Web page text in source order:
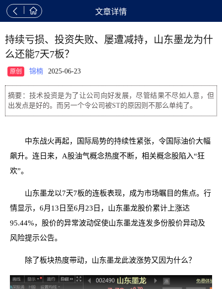
  文章详情
持续亏损、投资失败、屡遭减持，山东墨龙为什
么还能7天7板？
原创 锦楠 2025-06-23
摘要：技术投资是为了让公司向好发展，尽管结果不尽如人意，但
出发点是好的。而另一个令公司被ST的原因则不那么单纯了。
中东战火再起，国际局势的持续性紧张，令国际油价大幅
飙升。连日来，A股油气概念热度不断，相关概念股陷入“狂
欢”。
山东墨龙以7天7板的连板表现，成为市场瞩目的焦点。行
情显示，6月13日至6月23日，山东墨龙股价累计上涨达
95.44%，股价的异常波动促使山东墨龙连发多份股价异动及
风险提示公告。
除了板块热度带动，山东墨龙此波涨势又因为什么？